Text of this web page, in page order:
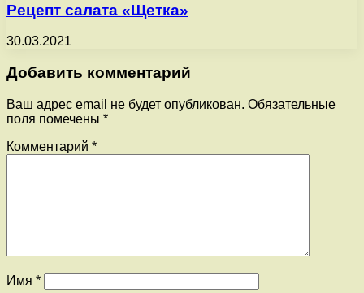
Рецепт салата «Щетка»
30.03.2021
Добавить комментарий
Ваш адрес email не будет опубликован. Обязательные
поля помечены *
Комментарий *
Имя *